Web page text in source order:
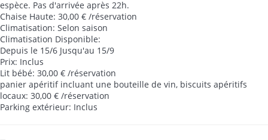
espèce. Pas d'arrivée après 22h.
Chaise Haute: 30,00 € /réservation
Climatisation: Selon saison
Climatisation Disponible:
Depuis le 15/6 Jusqu'au 15/9
Prix: Inclus
Lit bébé: 30,00 € /réservation
panier apéritif incluant une bouteille de vin, biscuits apéritifs
locaux: 30,00 € /réservation
Parking extérieur: Inclus